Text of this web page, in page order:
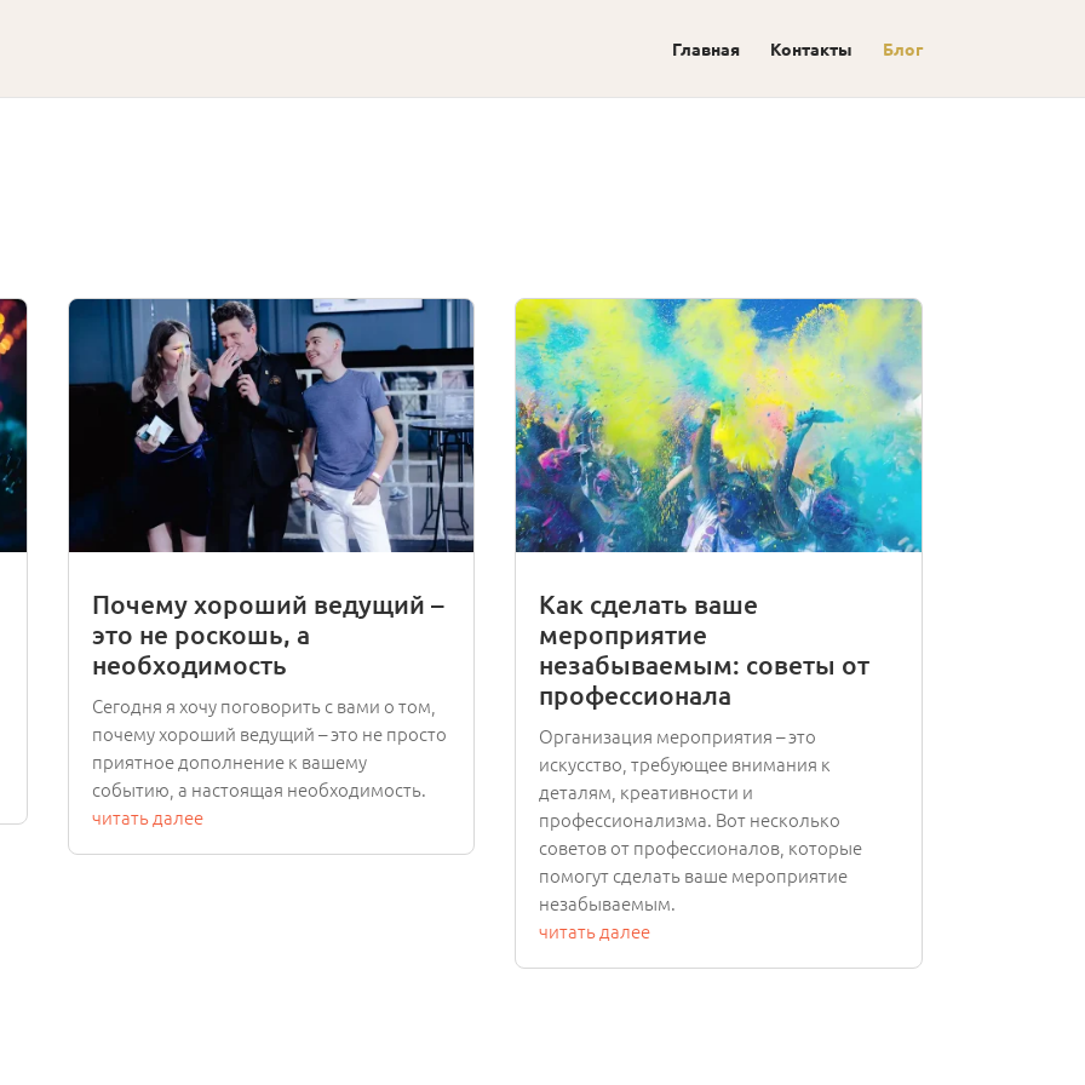
Главная Контакты Блог
Почему хороший ведущий –
это не роскошь, а
необходимость
Сегодня я хочу поговорить с вами о том,
почему хороший ведущий – это не просто
приятное дополнение к вашему
событию, а настоящая необходимость.
читать далее
Как сделать ваше
мероприятие
незабываемым: советы от
профессионала
Организация мероприятия – это
искусство, требующее внимания к
деталям, креативности и
профессионализма. Вот несколько
советов от профессионалов, которые
помогут сделать ваше мероприятие
незабываемым.
читать далее